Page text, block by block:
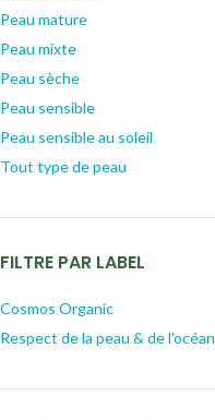
Peau mature
Peau mixte
Peau sèche
Peau sensible
Peau sensible au soleil
Tout type de peau
FILTRE PAR LABEL
Cosmos Organic
Respect de la peau & de l'océan